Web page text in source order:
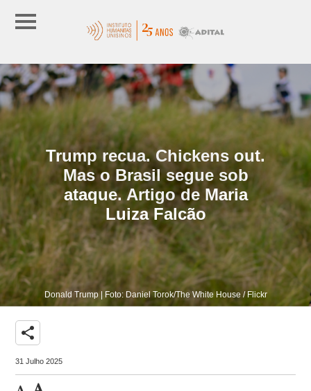
Trump recua. Chickens out.
Mas o Brasil segue sob
ataque. Artigo de Maria
Luiza Falcão
Donald Trump | Foto: Daniel Torok/The White House / Flickr
share
31 Julho 2025